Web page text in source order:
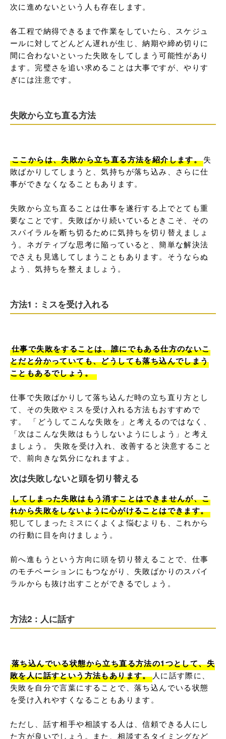
次に進めないという人も存在します。
各工程で納得できるまで作業をしていたら、スケジュ
ールに対してどんどん遅れが生じ、納期や締め切りに
間に合わないといった失敗をしてしまう可能性があり
ます。完璧さを追い求めることは大事ですが、やりす
ぎには注意です。
失敗から立ち直る方法
ここからは、失敗から立ち直る方法を紹介します。失
敗ばかりしてしまうと、気持ちが落ち込み、さらに仕
事ができなくなることもあります。
失敗から立ち直ることは仕事を遂行する上でとても重
要なことです。失敗ばかり続いているときこそ、その
スパイラルを断ち切るために気持ちを切り替えましょ
う。ネガティブな思考に陥っていると、簡単な解決法
でさえも見逃してしまうこともあります。そうならぬ
よう、気持ちを整えましょう。
方法1：ミスを受け入れる
仕事で失敗をすることは、誰にでもある仕方のないこ
とだと分かっていても、どうしても落ち込んでしまう
こともあるでしょう。
仕事で失敗ばかりして落ち込んだ時の立ち直り方とし
て、その失敗やミスを受け入れる方法もおすすめで
す。 「どうしてこんな失敗を」と考えるのではなく、
「次はこんな失敗はもうしないようにしよう」と考え
ましょう。 失敗を受け入れ、改善すると決意すること
で、前向きな気分になれますよ。
次は失敗しないと頭を切り替える
してしまった失敗はもう消すことはできませんが、こ
れから失敗をしないように心がけることはできます。
犯してしまったミスにくよくよ悩むよりも、これから
の行動に目を向けましょう。
前へ進もうという方向に頭を切り替えることで、仕事
のモチベーションにもつながり、失敗ばかりのスパイ
ラルからも抜け出すことができるでしょう。
方法2：人に話す
落ち込んでいる状態から立ち直る方法の1つとして、失
敗を人に話すという方法もあります。人に話す際に、
失敗を自分で言葉にすることで、落ち込んでいる状態
を受け入れやすくなることもあります。
ただし、話す相手や相談する人は、信頼できる人にし
た方が良いでしょう。また、相談するタイミングなど